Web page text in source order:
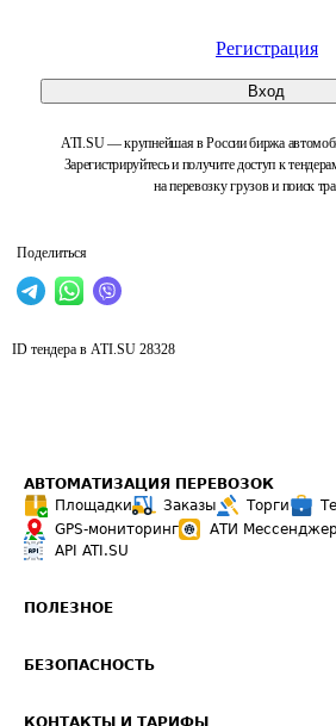
Регистрация
Вход
ATI.SU — крупнейшая в России биржа
Зарегистрируйтесь и получите доступ к
на перевозку грузов и поиск
Поделиться
ID тендера в ATI.SU 28328
АВТОМАТИЗАЦИЯ ПЕРЕВОЗОК
Площадки
Заказы Торги
GPS-мониторинг
АТИ Мессенджер
API ATI.SU
ПОЛЕЗНОЕ
Звезды ATI.SU на вашем сайте
БЕЗОПАСНОСТЬ
КОНТАКТЫ И ТАРИФЫ